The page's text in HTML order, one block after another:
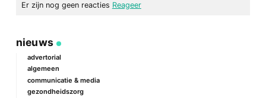
Er zijn nog geen reacties Reageer
Je e-mailadres wordt niet gepubliceerd.
gemarkeerd met
*
nieuws
advertorial
algemeen
communicatie & media
gezondheidszorg